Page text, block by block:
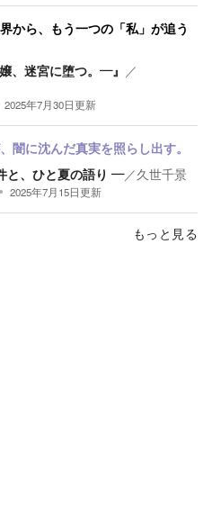
から、もう一つの「私」が追う
、迷宮に堕つ。―』 ／
2025年7月30日更新
闇に沈んだ真実を照らし出す。
と、ひと夏の語り ―／久世千景
2025年7月15日更新
もっと見る